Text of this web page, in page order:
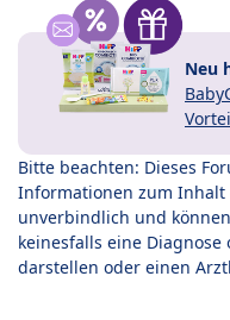
Neu
Bitte beachten: Dieses
Informationen zum Inhalt
unverbindlich und
keinesfalls eine
darstellen oder einen